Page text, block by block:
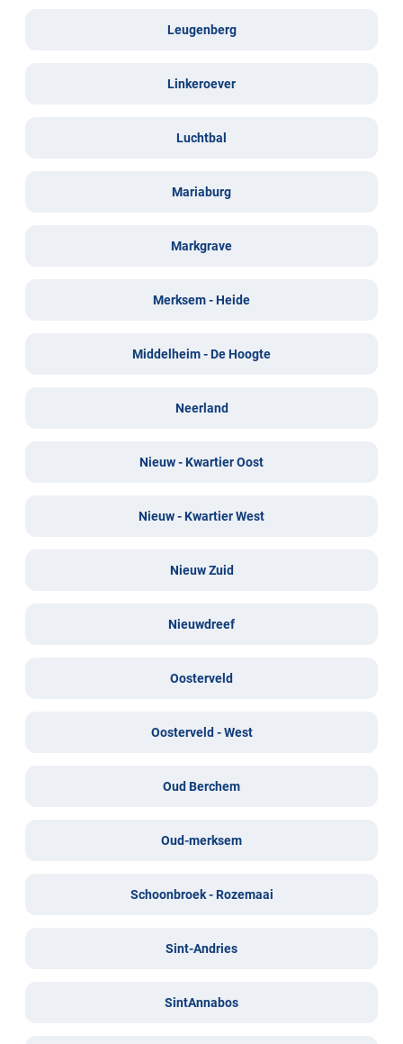
Leugenberg
Linkeroever
Luchtbal
Mariaburg
Markgrave
Merksem - Heide
Middelheim - De Hoogte
Neerland
Nieuw - Kwartier Oost
Nieuw - Kwartier West
Nieuw Zuid
Nieuwdreef
Oosterveld
Oosterveld - West
Oud Berchem
Oud-merksem
Schoonbroek - Rozemaai
Sint-Andries
SintAnnabos